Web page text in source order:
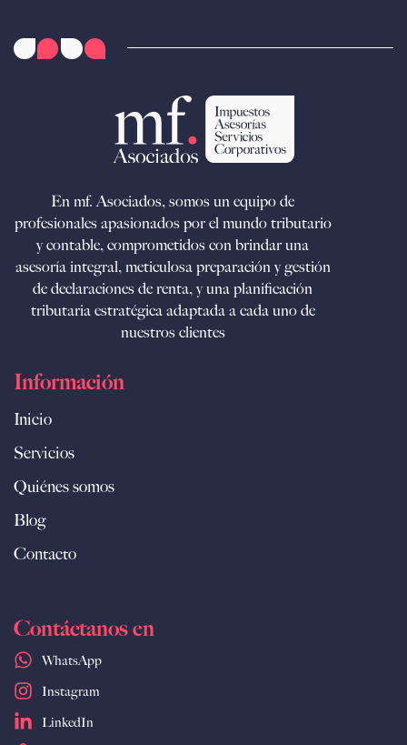
En mf. Asociados, somos un equipo de
profesionales apasionados por el mundo tributario
y contable, comprometidos con brindar una
asesoría integral, meticulosa preparación y gestión
de declaraciones de renta, y una planificación
tributaria estratégica adaptada a cada uno de
nuestros clientes
Información
Inicio
Servicios
Quiénes somos
Blog
Contacto
Contáctanos en
WhatsApp
Instagram
LinkedIn